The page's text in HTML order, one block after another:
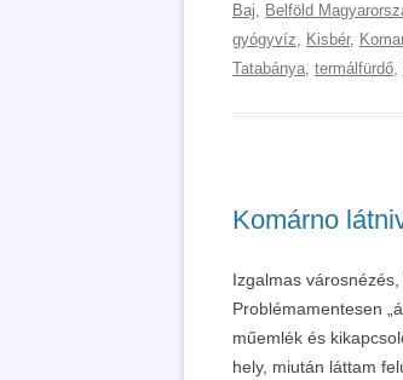
Baj, Belföld
gyógyvíz, Kisbér,
Tatabánya, termálfürdő,
Komárno
Izgalmas
Problémamentesen
műemlék és
hely, miután láttam